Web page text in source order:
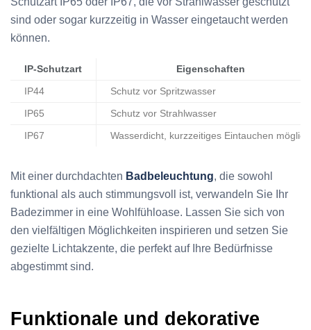
sind oder sogar kurzzeitig in Wasser eingetaucht werden
können.
IP-Schutzart Eigenschaften
IP44 Schutz vor Spritzwasser
IP65 Schutz vor Strahlwasser
IP67 Wasserdicht, kurzzeitiges Eintauchen möglich
Mit einer durchdachten Badbeleuchtung, die sowohl
funktional als auch stimmungsvoll ist, verwandeln Sie Ihr
Badezimmer in eine Wohlfühloase. Lassen Sie sich von
den vielfältigen Möglichkeiten inspirieren und setzen Sie
gezielte Lichtakzente, die perfekt auf Ihre Bedürfnisse
abgestimmt sind.
Funktionale und dekorative